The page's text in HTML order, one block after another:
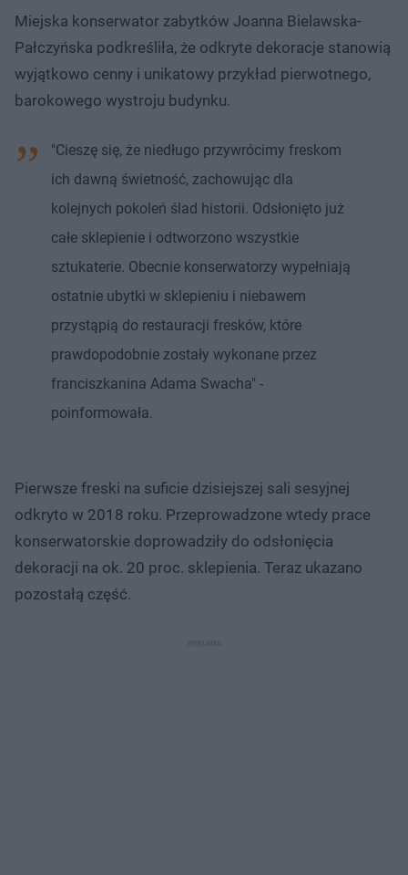
Miejska konserwator zabytków Joanna Bielawska-
Pałczyńska podkreśliła, że odkryte dekoracje stanowią
wyjątkowo cenny i unikatowy przykład pierwotnego,
barokowego wystroju budynku.
"Cieszę się, że niedługo przywrócimy freskom
ich dawną świetność, zachowując dla
kolejnych pokoleń ślad historii. Odsłonięto już
całe sklepienie i odtworzono wszystkie
sztukaterie. Obecnie konserwatorzy wypełniają
ostatnie ubytki w sklepieniu i niebawem
przystąpią do restauracji fresków, które
prawdopodobnie zostały wykonane przez
franciszkanina Adama Swacha" -
poinformowała.
Pierwsze freski na suficie dzisiejszej sali sesyjnej
odkryto w 2018 roku. Przeprowadzone wtedy prace
konserwatorskie doprowadziły do odsłonięcia
dekoracji na ok. 20 proc. sklepienia. Teraz ukazano
pozostałą część.